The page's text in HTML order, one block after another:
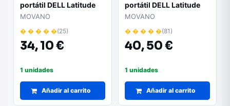
portátil DELL Latitude
E7270 7.6V 5800mAh
MOVANO
� � � � �(25)
34,10 €
1 unidades
Añadir al carrito
portátil DELL Latitude
E7270 7.6V 7200mAh
MOVANO
� � � � �(81)
40,50 €
1 unidades
Añadir al carrito